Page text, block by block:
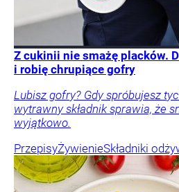
Z cukinii nie smażę placków.
i robię chrupiące gofry
Lubisz gofry? Gdy spróbujesz
wytrawny składnik sprawia, że
wyjątkowo.
PrzepisyŻywienieSkładniki